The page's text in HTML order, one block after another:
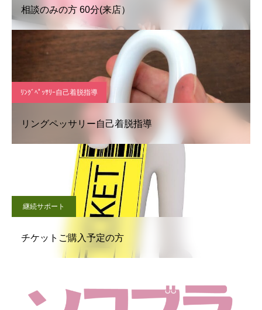
相談のみの方 60分(来店）
ﾘﾝｸﾞﾍﾟｯｻﾘｰ自己着脱指導
リングペッサリー自己着脱指導
継続サポート
チケットご購入予定の方